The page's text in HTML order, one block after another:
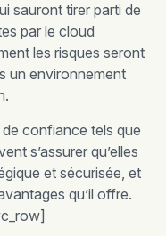
sauront tirer parti de
par le cloud
les risques seront
un environnement
confiance tels que
s’assurer qu’elles
et sécurisée, et
qu’il offre.